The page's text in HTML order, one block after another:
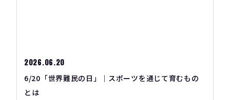
2026.06.20
6/20「世界難民の日」｜スポーツを通じて育むもの
とは